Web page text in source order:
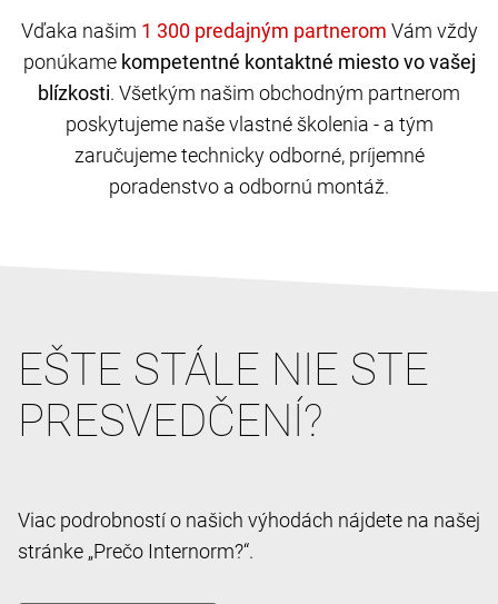
Vďaka našim
Vám vždy
ponúkame kompetentné kontaktné miesto vo vašej
blízkosti. Všetkým našim obchodným partnerom
poskytujeme naše vlastné školenia - a tým
zaručujeme technicky odborné, príjemné
poradenstvo a odbornú montáž.
EŠTE STÁLE NIE STE
PRESVEDČENÍ?
Viac podrobností o našich výhodách nájdete na našej
stránke „Prečo Internorm?“.